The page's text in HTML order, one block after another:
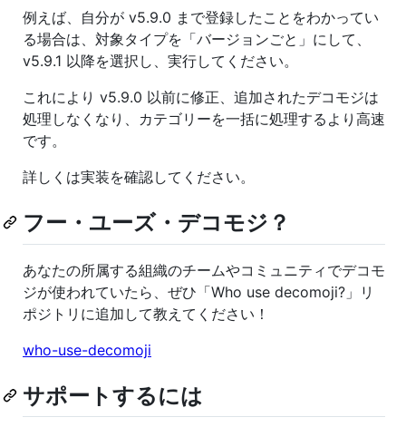
例えば、自分が v5.9.0 まで登録したことをわかってい
る場合は、対象タイプを「バージョンごと」にして、
v5.9.1 以降を選択し、実行してください。
これにより v5.9.0 以前に修正、追加されたデコモジは
処理しなくなり、カテゴリーを一括に処理するより高速
です。
詳しくは実装を確認してください。
フー・ユーズ・デコモジ？
あなたの所属する組織のチームやコミュニティでデコモ
ジが使われていたら、ぜひ「Who use decomoji?」リ
ポジトリに追加して教えてください！
who-use-decomoji
サポートするには